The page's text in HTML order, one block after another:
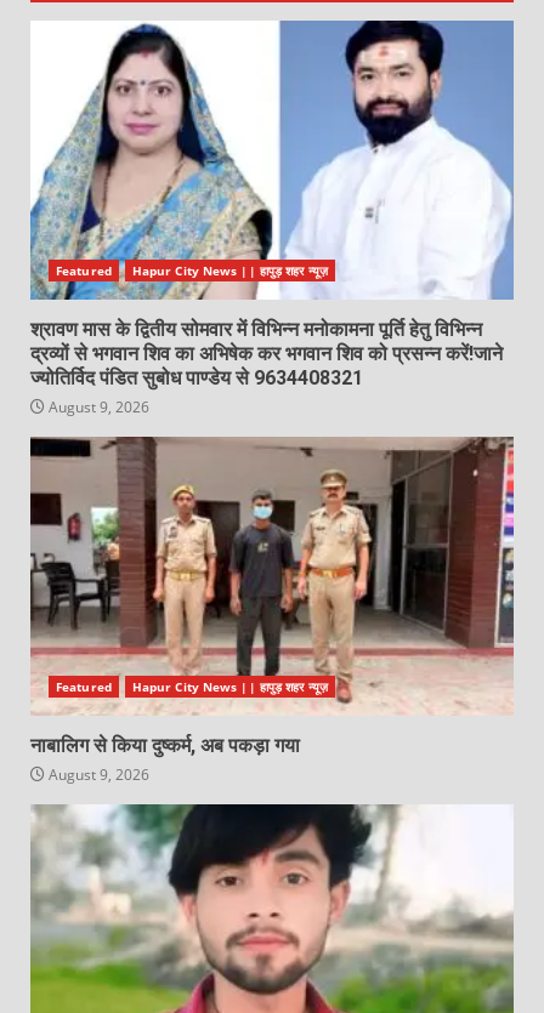
Featured Hapur City News || हापुड़ शहर न्यूज़
श्रावण मास के द्वितीय सोमवार में विभिन्न मनोकामना पूर्ति हेतु विभिन्न
द्रव्यों से भगवान शिव का अभिषेक कर भगवान शिव को प्रसन्न करें!जाने
ज्योतिर्विद पंडित सुबोध पाण्डेय से 9634408321
August 9, 2026
Featured Hapur City News || हापुड़ शहर न्यूज़
नाबालिग से किया दुष्कर्म, अब पकड़ा गया
August 9, 2026